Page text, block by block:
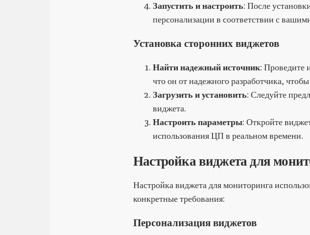
Запустить и настроить: После
персонализации в соответствии с
Установка сторонних виджетов
Найти надежный источник: Проведите
что он от надежного разработчика,
Загрузить и установить: Следуйте
виджета.
Настроить параметры: Откройте
использования ЦП в реальном времени.
Настройка виджета для
Настройка виджета для мониторинга
конкретные требования:
Персонализация виджетов